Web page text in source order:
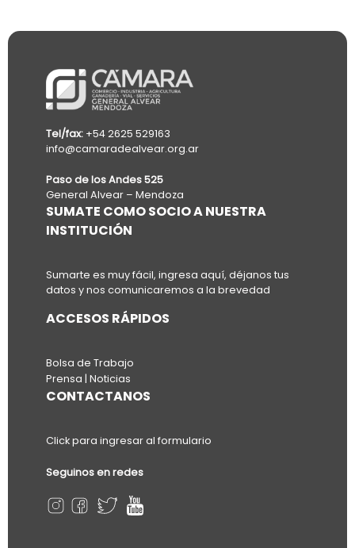
Tel/fax: +54 2625 529163
info@camaradealvear.org.ar
Paso de los Andes 525
General Alvear – Mendoza
SUMATE COMO SOCIO A NUESTRA
INSTITUCIÓN
Sumarte es muy fácil, ingresa aquí, déjanos tus
datos y nos comunicaremos a la brevedad
ACCESOS RÁPIDOS
Bolsa de Trabajo
Prensa | Noticias
CONTACTANOS
Click para ingresar al formulario
Seguinos en redes